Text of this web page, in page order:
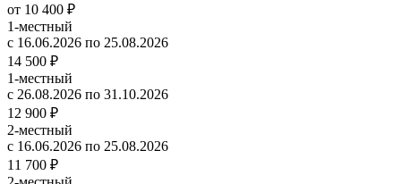
от 10 400 ₽
1-местный
с 16.06.2026 по 25.08.2026
14 500 ₽
1-местный
с 26.08.2026 по 31.10.2026
12 900 ₽
2-местный
с 16.06.2026 по 25.08.2026
11 700 ₽